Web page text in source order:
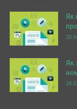
Як
Як